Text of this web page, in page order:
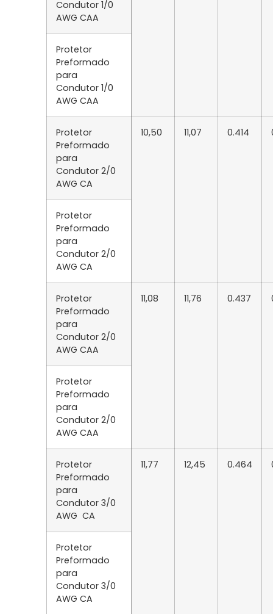
Condutor 1/0
AWG CAA
Protetor
Preformado
para
Condutor 1/0
AWG CAA
Protetor
Preformado
para
Condutor 2/0
AWG CA
10,50 11,07 0.414
Protetor
Preformado
para
Condutor 2/0
AWG CA
Protetor
Preformado
para
Condutor 2/0
AWG CAA
11,08 11,76 0.437
Protetor
Preformado
para
Condutor 2/0
AWG CAA
Protetor
Preformado
para
Condutor 3/0
AWG CA
11,77 12,45 0.464
Protetor
Preformado
para
Condutor 3/0
AWG CA